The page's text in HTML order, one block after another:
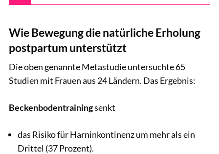
Wie Bewegung die natürliche Erholung
postpartum unterstützt
Die oben genannte Metastudie untersuchte 65
Studien mit Frauen aus 24 Ländern. Das Ergebnis:
Beckenbodentrainingsenkt
das Risiko für Harninkontinenz um mehr als ein
Drittel (37 Prozent).